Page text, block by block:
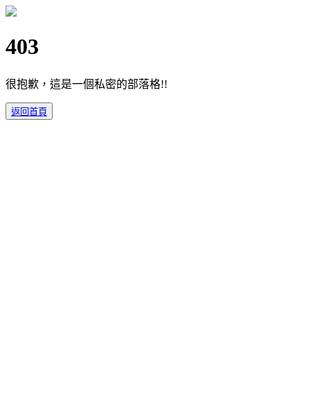
403
很抱歉，這是一個私密的部落格!!
返回首頁